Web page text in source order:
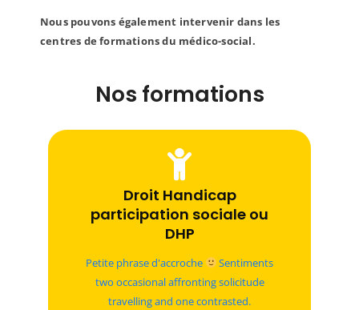
Nous pouvons également intervenir dans les
centres de formations du médico-social.
Nos formations
Droit Handicap
participation sociale ou
DHP
Petite phrase d'accroche
Sentiments
two occasional affronting solicitude
travelling and one contrasted.
Droit Handicap
participation sociale ou
DHP
solicitude travelling and one contrasted.
Fortune day out married parties.